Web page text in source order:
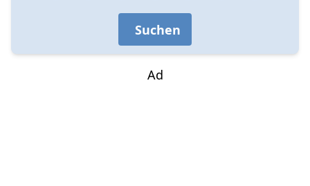
Suchen
Ad